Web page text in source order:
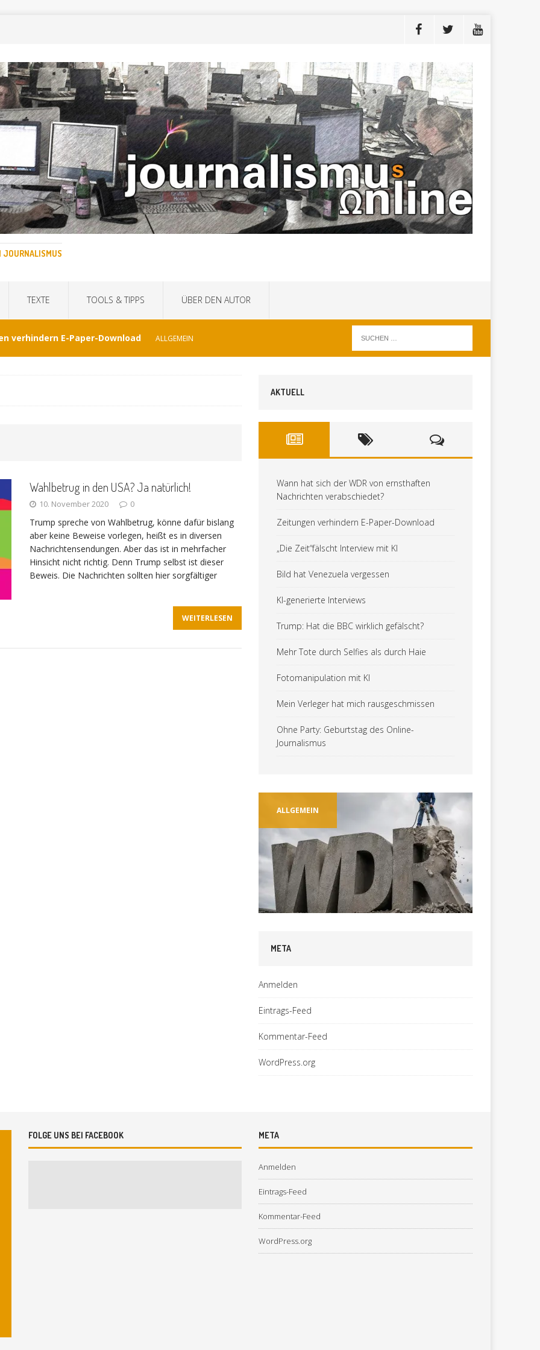
JOURNALISMUS
TEXTE TOOLS & TIPPS ÜBER DEN AUTOR
verhindern E-Paper-Download ALLGEMEIN
Interview mit KI TECHNIK
sich der WDR von ernsthaften Nachrichten
Wahlbetrug in den USA? Ja natürlich!
10. November 2020 0
Trump spreche von Wahlbetrug, könne dafür bislang
aber keine Beweise vorlegen, heißt es in diversen
Nachrichtensendungen. Aber das ist in mehrfacher
Hinsicht nicht richtig. Denn Trump selbst ist dieser
Beweis. Die Nachrichten sollten hier sorgfältiger
WEITERLESEN
AKTUELL
Wann hat sich der WDR von ernsthaften
Nachrichten verabschiedet?
Zeitungen verhindern E-Paper-Download
„Die Zeit“fälscht Interview mit KI
Bild hat Venezuela vergessen
KI-generierte Interviews
Trump: Hat die BBC wirklich gefälscht?
Mehr Tote durch Selfies als durch Haie
Fotomanipulation mit KI
Mein Verleger hat mich rausgeschmissen
Ohne Party: Geburtstag des Online-
Journalismus
ALLGEMEIN
META
Anmelden
Eintrags-Feed
Kommentar-Feed
WordPress.org
FOLGE UNS BEI FACEBOOK META
Anmelden
Eintrags-Feed
Kommentar-Feed
WordPress.org